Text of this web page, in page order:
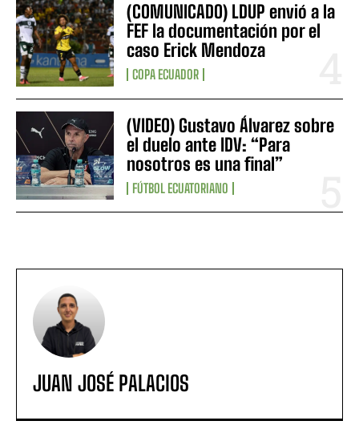
(COMUNICADO) LDUP envió a la
FEF la documentación por el
caso Erick Mendoza
COPA ECUADOR
(VIDEO) Gustavo Álvarez sobre
el duelo ante IDV: “Para
nosotros es una final”
FÚTBOL ECUATORIANO
JUAN JOSÉ PALACIOS